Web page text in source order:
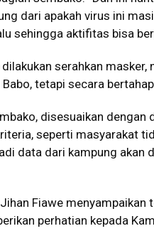
dari apakah virus ini
sehingga aktifitas bisa
serahkan
tetapi secara
disesuaikan dengan
seperti masyarakat
data dari kampung akan
Fiawe menyampaikan
perhatian kepada